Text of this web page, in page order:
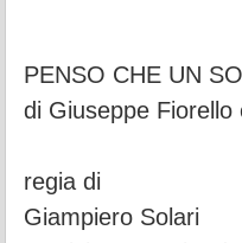
PENSO CHE UN
di Giuseppe Fiorello
regia di
Giampiero Solari